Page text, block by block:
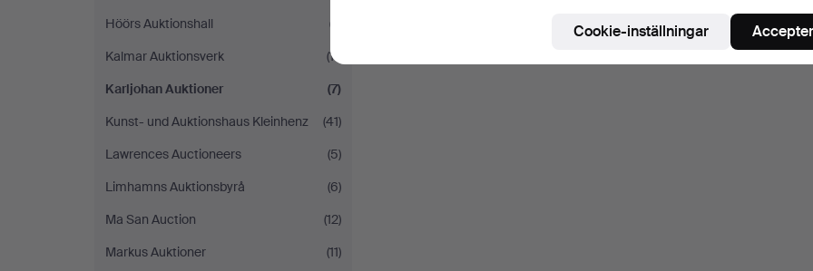
Höörs Auktionshall
(7)
Kalmar Auktionsverk
(11)
Karljohan Auktioner
(7)
Kunst- und Auktionshaus Kleinhenz
(41)
Lawrences Auctioneers
(5)
Limhamns Auktionsbyrå
(6)
Ma San Auction
(12)
Markus Auktioner
(11)
Cookie-inställningar